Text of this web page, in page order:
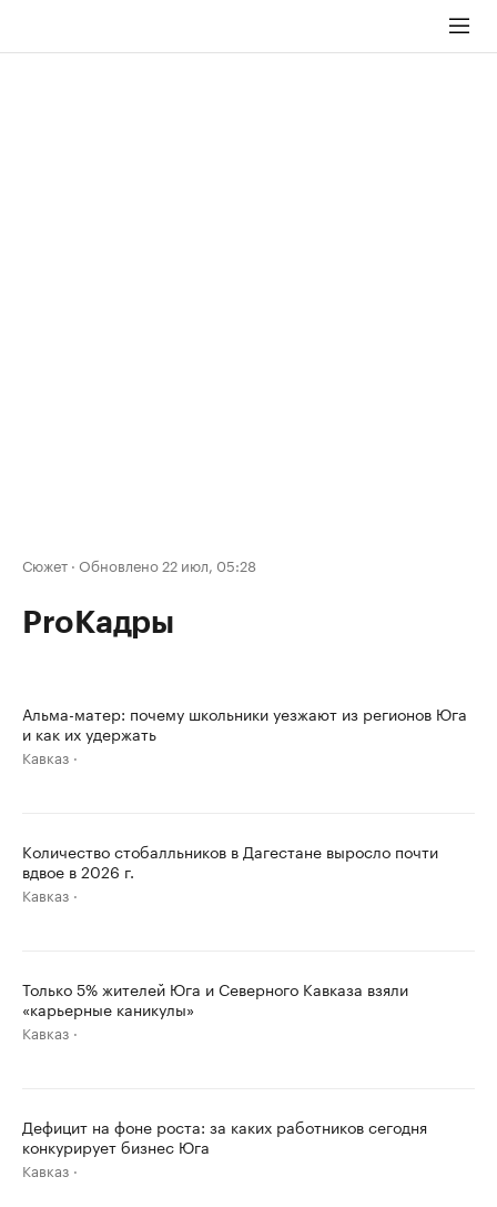
Сюжет · Обновлено 22 июл, 05:28
ProКадры
Альма-матер: почему школьники уезжают из регионов Юга
и как их удержать
Кавказ
Количество стобалльников в Дагестане выросло почти
вдвое в 2026 г.
Кавказ
Только 5% жителей Юга и Северного Кавказа взяли
«карьерные каникулы»
Кавказ
Дефицит на фоне роста: за каких работников сегодня
конкурирует бизнес Юга
Кавказ